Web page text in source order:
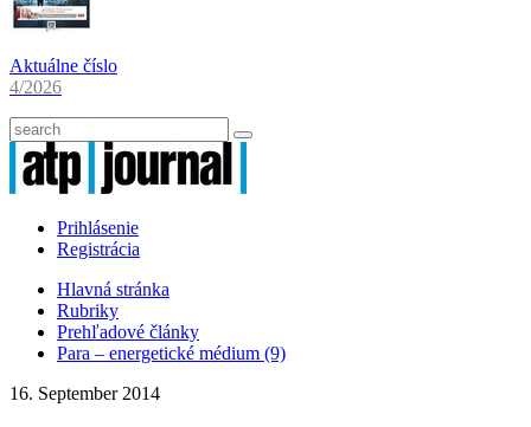
Aktuálne číslo
4/2026
Prihlásenie
Registrácia
Hlavná stránka
Rubriky
Prehľadové články
Para – energetické médium (9)
16. September 2014